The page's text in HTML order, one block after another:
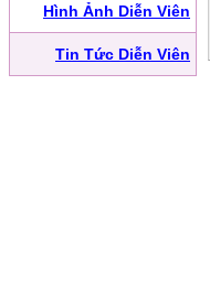
Hình Ảnh Diễn Viên
Tin Tức Diễn Viên